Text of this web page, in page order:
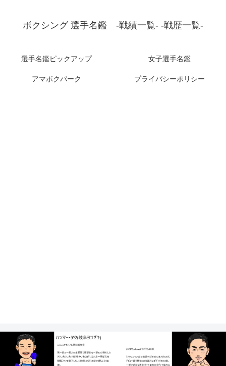
ボクシング 選手名鑑 -戦績一覧- -戦歴一覧-
選手名鑑ピックアップ 女子選手名鑑
アマボクパーク プライバシーポリシー